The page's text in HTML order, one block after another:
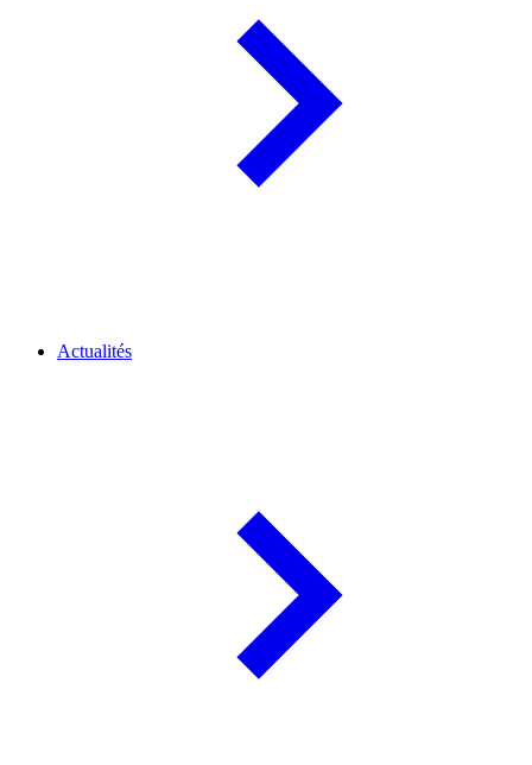
Actualités